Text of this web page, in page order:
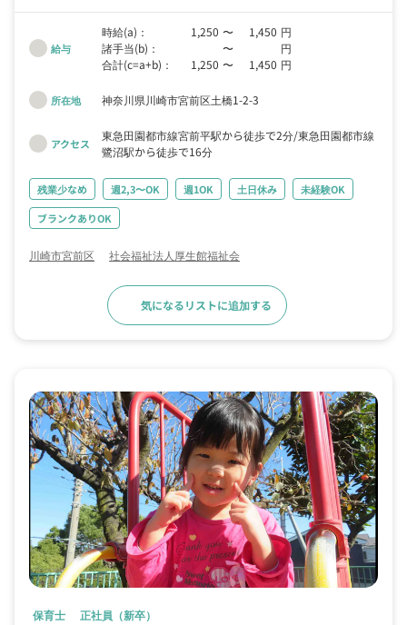
で遊んだり、行事にも参加したりしています。一時預かり保育は、保育
所等の施設に通われていない児童の保護者が就労や就学、病気や冠婚葬
祭のほか、子育て負担を軽減する目的（リフレッシュ）などのため利用
していますので、12名程度の少人数で過ごします。ゆったりのんびり
間帯で、子育てしながら少しの時間での就労も可能です。
給与
時給(a)： 1,250 〜 1,450 円
諸手当(b)：
〜
円
合計(c=a+b)：
1,250 〜 1,450 円
所在地 神奈川県川崎市宮前区土橋1-2-3
アクセス
東急田園都市線宮前平駅から徒歩で2分 東急田園都市線
鷺沼駅から徒歩で16分
残業少なめ 週2,3〜OK 週1OK 土日休み
未経験OK
ブランクありOK
川崎市宮前区 社会福祉法人厚生館福祉会
気になるリストに追加する
保育士 正社員（新卒）